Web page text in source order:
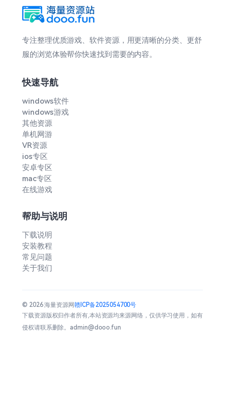
专注整理优质游戏、软件资源，用更清晰的分类、更舒
服的浏览体验帮你快速找到需要的内容。
快速导航
windows软件
windows游戏
其他资源
单机网游
VR资源
ios专区
安卓专区
mac专区
在线游戏
帮助与说明
下载说明
安装教程
常见问题
关于我们
© 2026 海量资源网赣ICP备2025054700号
下载资源版权归作者所有,本站资源均来源网络，仅供学习使用，如有
侵权请联系删除。admin@dooo.fun